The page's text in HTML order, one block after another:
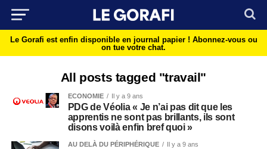
Le Gorafi est enfin disponible en journal papier ! Abonnez-vous ou
on tue votre chat.
All posts tagged "travail"
ECONOMIE Il y a 9 ans
PDG de Véolia « Je n’ai pas dit que les
apprentis ne sont pas brillants, ils sont
disons voilà enfin bref quoi »
AU DELÀ DU PÉRIPHÉRIQUE Il y a 9 ans